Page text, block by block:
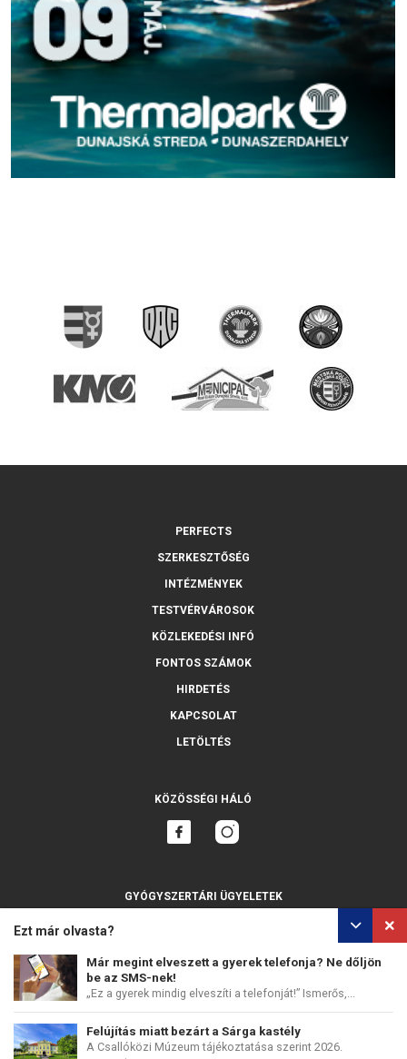
Ezt már olvasta?
Már megint elveszett a gyerek telefonja? Ne dőljön
be az SMS-nek!
„Ez a gyerek mindig elveszíti a telefonját!” Ismerős,...
Felújítás miatt bezárt a Sárga kastély
A Csallóközi Múzeum tájékoztatása szerint 2026.
PERFECTS
SZERKESZTŐSÉG
INTÉZMÉNYEK
TESTVÉRVÁROSOK
KÖZLEKEDÉSI INFÓ
FONTOS SZÁMOK
HIRDETÉS
KAPCSOLAT
LETÖLTÉS
KÖZÖSSÉGI HÁLÓ
GYÓGYSZERTÁRI ÜGYELETEK
SZEMÉLYES ADATOK VÉDELME SÜTIK HASZNÁLATA
COPYRIGHT © PERFECTS, A.S. WEB DESIGN:EPIX MEDIA